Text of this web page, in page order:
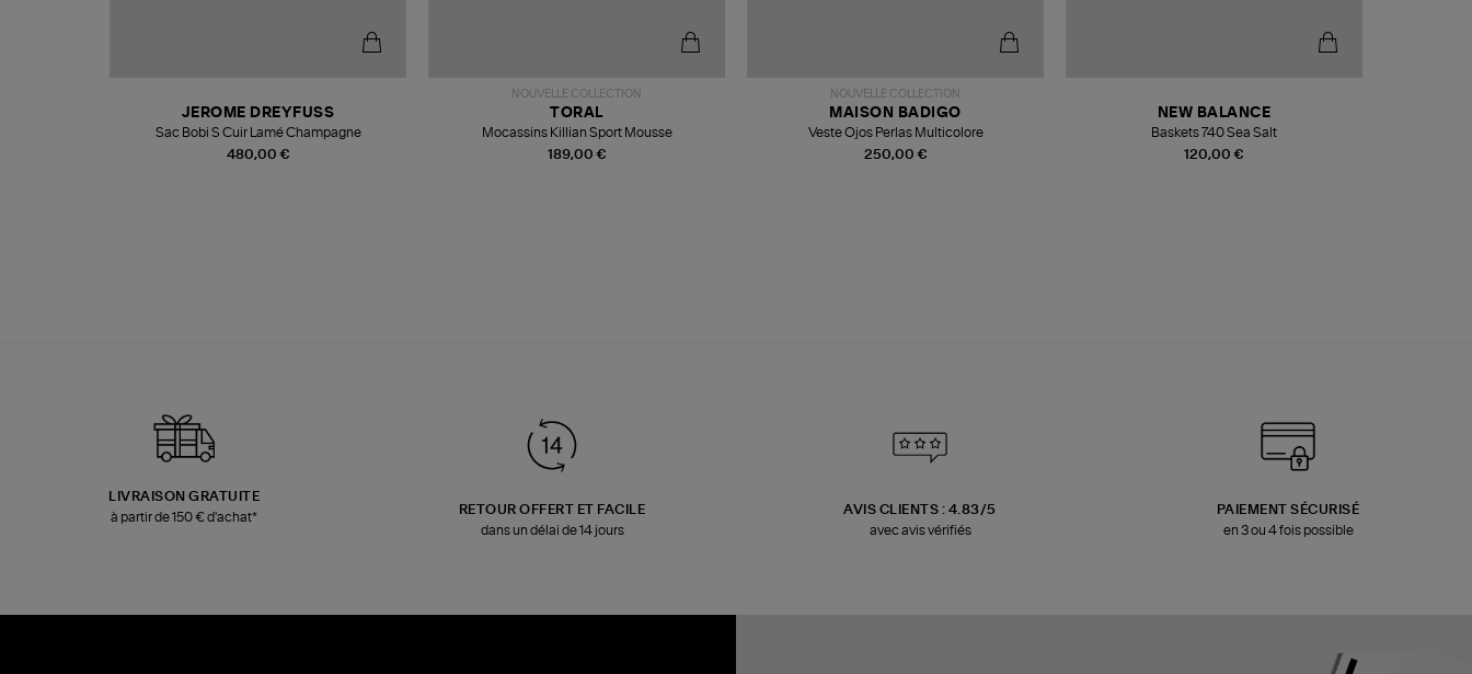
480,00 €
JEROME DREYFUSS
Sac Bobi S Cuir Lamé Champagne
NOUVELLE COLLECTION
189,00 €
TORAL
Mocassins Killian Sport Mousse
NOUVELLE COLLECTION
250,00 €
MAISON BADIGO
Veste Ojos Perlas Multicolore
120,00 €
NEW BALANCE
Baskets 740 Sea Salt
LIVRAISON GRATUITE
à partir de 150 € d'achat*
RETOUR OFFERT ET FACILE
dans un délai de 14 jours
AVIS CLIENTS : 4.83/5
avec avis vérifiés
PAIEMENT SÉCURISÉ
en 3 ou 4 fois possible